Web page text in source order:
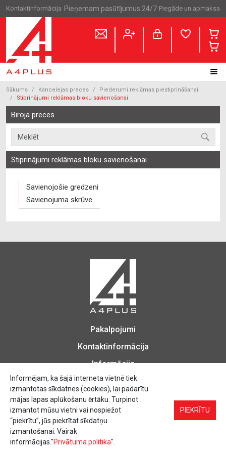
Kontaktinformācija Pieņemam pasūtījumus 24/7 Piegāde un apmaksa
Sākums Kancelejas preces
Piederumi reklāmas piestiprināšanai
Stiprinājumi reklāmas bloku savienošanai
Biroja preces
Stiprinājumi reklāmas bloku savienošanai
Savienojošie gredzeni
Savienojuma skrūve
Biroja Preces, Zīmogu izgatavošana, Printēšana, Kopēšana, Iesiešana,
Vizītkartes, Skrejlapas, Uzlīmes.
Pakalpojumi
Kontaktinformācija
Informācija
Informējam, ka šajā interneta vietnē tiek
izmantotas sīkdatnes (cookies), lai padarītu
mājas lapas aplūkošanu ērtāku. Turpinot
izmantot mūsu vietni vai nospiežot
“piekrītu”, jūs piekrītat sīkdatņu
izmantošanai. Vairāk
informācijas."Privātuma politika".
PIEKRĪTU